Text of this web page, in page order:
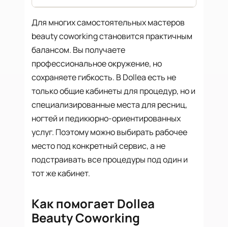
Для многих самостоятельных мастеров
beauty coworking становится практичным
балансом. Вы получаете
профессиональное окружение, но
сохраняете гибкость. В Dollea есть не
только общие кабинеты для процедур, но и
специализированные места для ресниц,
ногтей и педикюрно-ориентированных
услуг. Поэтому можно выбирать рабочее
место под конкретный сервис, а не
подстраивать все процедуры под один и
тот же кабинет.
Как помогает Dollea
Beauty Coworking